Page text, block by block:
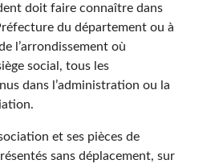
doit faire connaître dans
du département ou à
l’arrondissement où
social, tous les
dans l’administration ou la
et ses pièces de
sans déplacement, sur